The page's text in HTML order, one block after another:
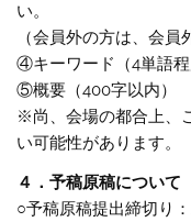
い。
（会員外の方は、会員
④キーワード（4単語程
⑤概要（400字以内）
※尚、会場の都合上、
い可能性があります。
４．予稿原稿について
○予稿原稿提出締切り